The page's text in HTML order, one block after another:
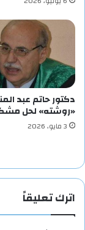
دكتور حاتم عبد
«روشته» لحل
3 مايو، 2026
اترك تعليقاً